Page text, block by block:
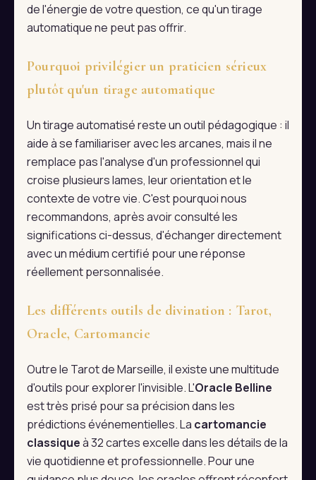
de l'énergie de votre question, ce qu'un tirage
automatique ne peut pas offrir.
Pourquoi privilégier un praticien sérieux
plutôt qu'un tirage automatique
Un tirage automatisé reste un outil pédagogique : il
aide à se familiariser avec les arcanes, mais il ne
remplace pas l'analyse d'un professionnel qui
croise plusieurs lames, leur orientation et le
contexte de votre vie. C'est pourquoi nous
recommandons, après avoir consulté les
significations ci-dessus, d'échanger directement
avec un médium certifié pour une réponse
réellement personnalisée.
Les différents outils de divination : Tarot,
Oracle, Cartomancie
Outre le Tarot de Marseille, il existe une multitude
d'outils pour explorer l'invisible. L'Oracle Belline
est très prisé pour sa précision dans les
prédictions événementielles. La cartomancie
classiqueà 32 cartes excelle dans les détails de la
vie quotidienne et professionnelle. Pour une